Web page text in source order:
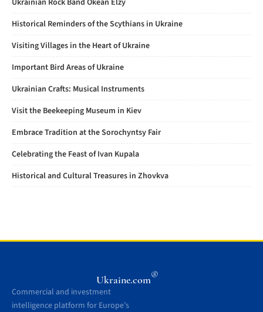
Ukrainian Rock Band Okean Elzy
Historical Reminders of the Scythians in Ukraine
Visiting Villages in the Heart of Ukraine
Important Bird Areas of Ukraine
Ukrainian Crafts: Musical Instruments
Visit the Beekeeping Museum in Kiev
Embrace Tradition at the Sorochyntsy Fair
Celebrating the Feast of Ivan Kupala
Historical and Cultural Treasures in Zhovkva
Ukraine.com®
Commercial and investment
intelligence platform for Europe’s